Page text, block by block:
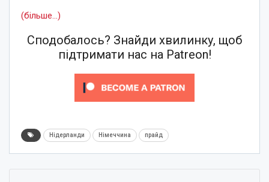
(більше…)
Сподобалось? Знайди хвилинку, щоб
підтримати нас на Patreon!
Нідерланди Німеччина прайд